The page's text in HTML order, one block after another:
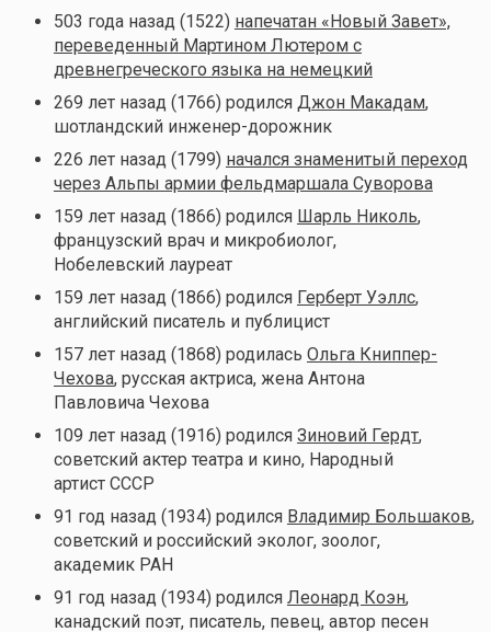
503 года назад (1522) напечатан «Новый Завет»,
переведенный Мартином Лютером с
древнегреческого языка на немецкий
269 лет назад (1766) родился Джон Макадам,
шотландский инженер-дорожник
226 лет назад (1799) начался знаменитый переход
через Альпы армии фельдмаршала Суворова
159 лет назад (1866) родился Шарль Николь,
французский врач и микробиолог,
Нобелевский лауреат
159 лет назад (1866) родился Герберт Уэллс,
английский писатель и публицист
157 лет назад (1868) родилась Ольга Книппер-
Чехова, русская актриса, жена Антона
Павловича Чехова
109 лет назад (1916) родился Зиновий Гердт,
советский актер театра и кино, Народный
артист СССР
91 год назад (1934) родился Владимир Большаков,
советский и российский эколог, зоолог,
академик РАН
91 год назад (1934) родился Леонард Коэн,
канадский поэт, писатель, певец, автор песен